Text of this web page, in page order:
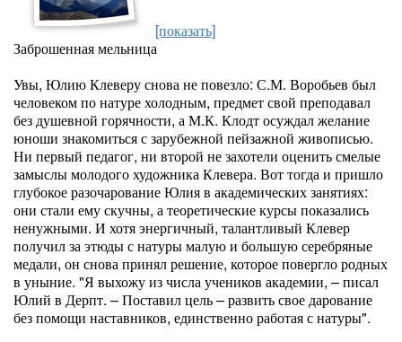
[показать]
Заброшенная мельница
Увы, Юлию Клеверу снова не повезло: С.М. Воробьев был
человеком по натуре холодным, предмет свой преподавал
без душевной горячности, а М.К. Клодт осуждал желание
юноши знакомиться с зарубежной пейзажной живописью.
Ни первый педагог, ни второй не захотели оценить смелые
замыслы молодого художника Клевера. Вот тогда и пришло
глубокое разочарование Юлия в академических занятиях:
они стали ему скучны, а теоретические курсы показались
ненужными. И хотя энергичный, талантливый Клевер
получил за этюды с натуры малую и большую серебряные
медали, он снова принял решение, которое повергло родных
в уныние. "Я выхожу из числа учеников академии, – писал
Юлий в Дерпт. – Поставил цель – развить свое дарование
без помощи наставников, единственно работая с натуры".